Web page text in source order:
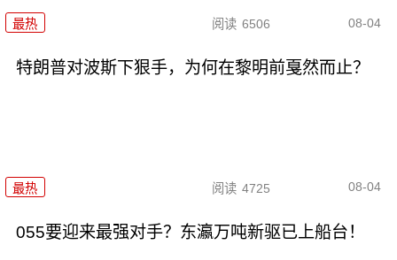
最热 阅读 6506 08-04
特朗普对波斯下狠手，为何在黎明前戛然而止？
最热 阅读 4725 08-04
055要迎来最强对手？东瀛万吨新驱已上船台！